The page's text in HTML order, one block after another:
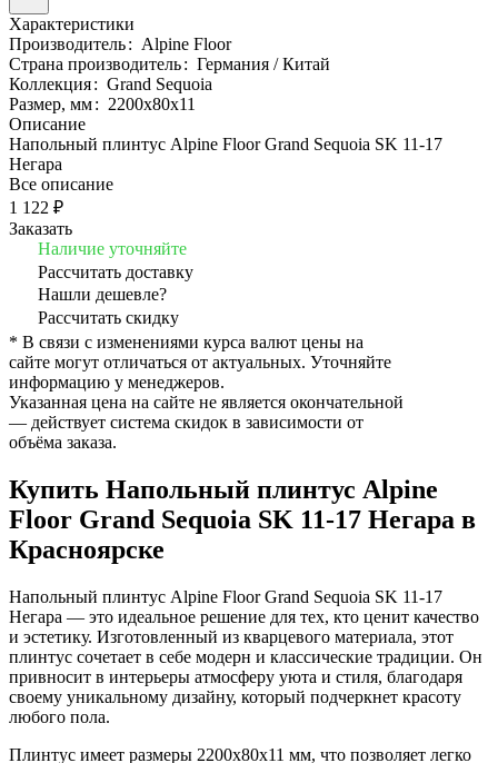
Характеристики
Производитель: Alpine Floor
Страна производитель: Германия / Китай
Коллекция: Grand Sequoia
Размер, мм: 2200х80х11
Описание
Напольный плинтус Alpine Floor Grand Sequoia SK 11-17
Негара
Все описание
1 122 ₽
Заказать
Наличие уточняйте
Рассчитать доставку
Нашли дешевле?
Рассчитать скидку
* В связи с изменениями курса валют цены на
сайте могут отличаться от актуальных. Уточняйте
информацию у менеджеров.
Указанная цена на сайте не является окончательной
— действует система скидок в зависимости от
объёма заказа.
Купить Напольный плинтус Alpine
Floor Grand Sequoia SK 11-17 Негара в
Красноярске
Напольный плинтус Alpine Floor Grand Sequoia SK 11-17
Негара — это идеальное решение для тех, кто ценит качество
и эстетику. Изготовленный из кварцевого материала, этот
плинтус сочетает в себе модерн и классические традиции. Он
привносит в интерьеры атмосферу уюта и стиля, благодаря
своему уникальному дизайну, который подчеркнет красоту
любого пола.
Плинтус имеет размеры 2200х80х11 мм, что позволяет легко